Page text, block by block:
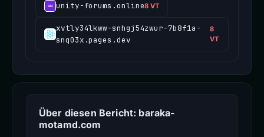
unity-forums.online8 VT
xvtly34lkww-snhgj54zwur-7b8f1a-
snq03x.pages.dev
8
VT
Über diesen Bericht: baraka-
motamd.com